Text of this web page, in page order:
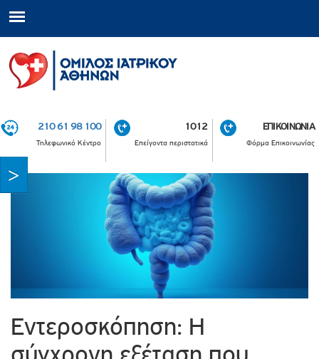
210 61 98 100
Τηλεφωνικό Κέντρο
1012
Επείγοντα περιστατικά
ΕΠΙΚΟΙΝΩΝΙΑ
Φόρμα Επικοινωνίας
Εντεροσκόπηση: Η